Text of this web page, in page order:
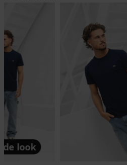
de look